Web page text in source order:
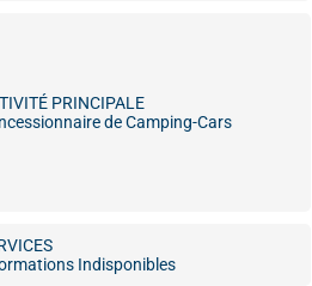
PRINCIPALE
de Camping-Cars
Indisponibles